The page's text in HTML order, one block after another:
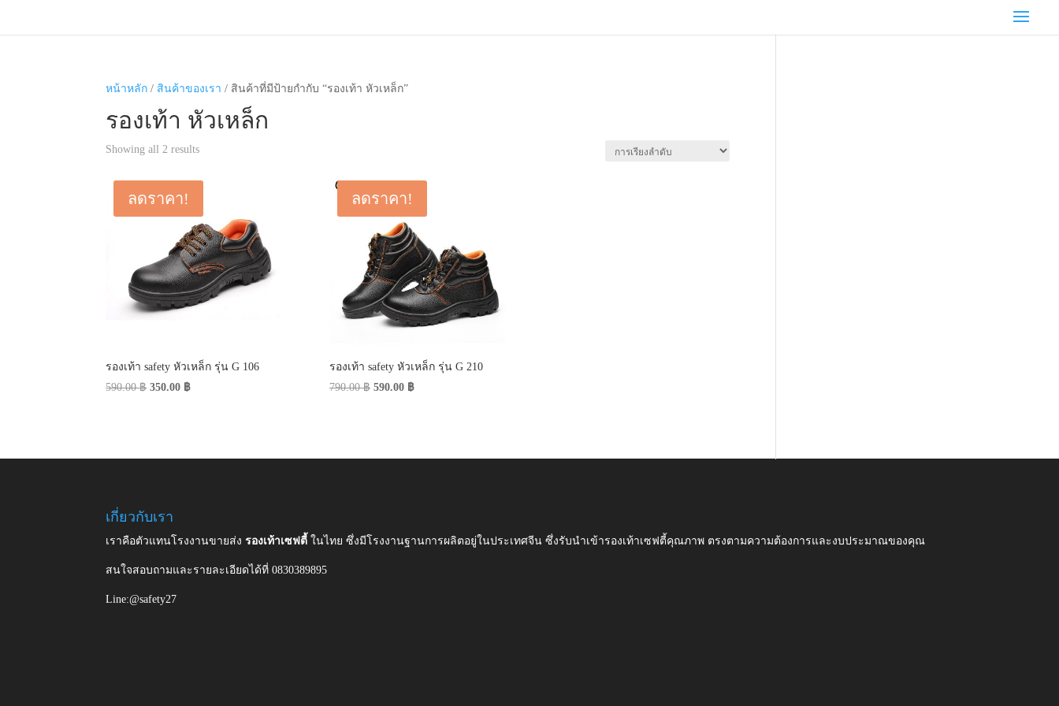
หน้าหลัก / สินค้าของเรา / สินค้าที่มีป้ายกำกับ “รองเท้า หัวเหล็ก”
รองเท้า หัวเหล็ก
Showing all 2 results
ลดราคา!
รองเท้า safety หัวเหล็ก รุ่น G 106
590.00฿ Original
350.00 ฿Current
ลดราคา!
รองเท้า safety หัวเหล็ก รุ่น G 210
790.00฿ Original
590.00 ฿Current
เกี่ยวกับเรา
เราคือตัวแทนโรงงานขายส่งรองเท้าเซฟตี้ในไทย ซึ่งมีโรงงานฐานการผลิตอยู่ในประเทศจีน ซึ่งรับนำเข้ารองเท้าเซฟตี้คุณภาพ ตรงตามความต้องการและงบประมาณของคุณ
สนใจสอบถามและรายละเอียดได้ที่ 0830389895
Line:@safety27